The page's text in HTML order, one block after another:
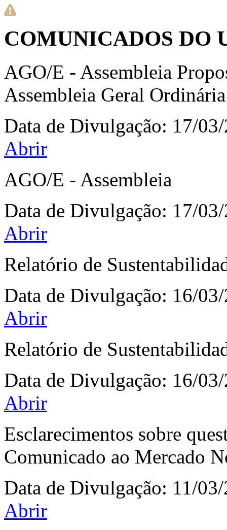
COMUNICADOS DO
AGO/E - Assembleia
Assembleia Geral
Data de Divulgação: 17/
Abrir
AGO/E - Assembleia
Data de Divulgação: 17/
Abrir
Relatório de
Data de Divulgação: 16/
Abrir
Relatório de
Data de Divulgação: 16/
Abrir
Esclarecimentos sobre
Comunicado ao Mercado
Data de Divulgação: 11/
Abrir